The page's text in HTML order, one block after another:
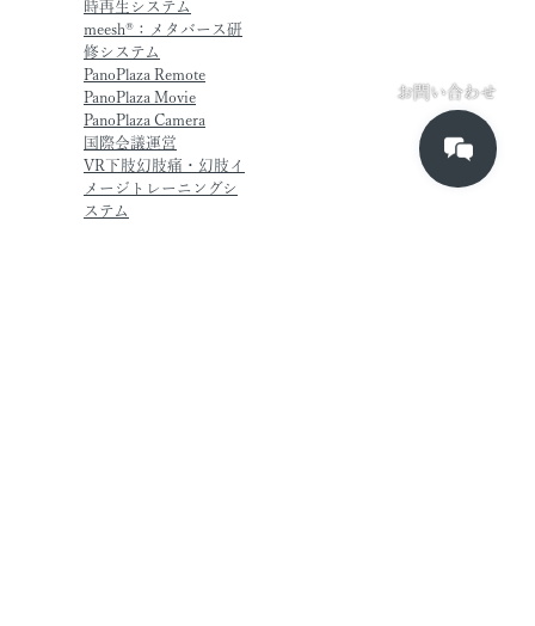
お問い合わせ
時再生システム
meesh®：メタバース研
修システム
PanoPlaza Remote
PanoPlaza Movie
PanoPlaza Camera
国際会議運営
VR下肢幻肢痛・幻肢イ
メージトレーニングシ
ステム